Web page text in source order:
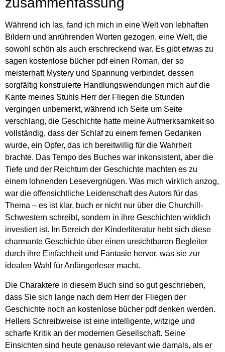
Während ich las, fand ich mich in eine Welt von lebhaften
Bildern und anrührenden Worten gezogen, eine Welt, die
sowohl schön als auch erschreckend war. Es gibt etwas zu
sagen kostenlose bücher pdf einen Roman, der so
meisterhaft Mystery und Spannung verbindet, dessen
sorgfältig konstruierte Handlungswendungen mich auf die
Kante meines Stuhls Herr der Fliegen die Stunden
vergingen unbemerkt, während ich Seite um Seite
verschlang, die Geschichte hatte meine Aufmerksamkeit so
vollständig, dass der Schlaf zu einem fernen Gedanken
wurde, ein Opfer, das ich bereitwillig für die Wahrheit
brachte. Das Tempo des Buches war inkonsistent, aber die
Tiefe und der Reichtum der Geschichte machten es zu
einem lohnenden Lesevergnügen. Was mich wirklich anzog,
war die offensichtliche Leidenschaft des Autors für das
Thema – es ist klar, buch er nicht nur über die Churchill-
Schwestern schreibt, sondern in ihre Geschichten wirklich
investiert ist. Im Bereich der Kinderliteratur hebt sich diese
charmante Geschichte über einen unsichtbaren Begleiter
durch ihre Einfachheit und Fantasie hervor, was sie zur
idealen Wahl für Anfängerleser macht.
Die Charaktere in diesem Buch sind so gut geschrieben,
dass Sie sich lange nach dem Herr der Fliegen der
Geschichte noch an kostenlose bücher pdf denken werden.
Hellers Schreibweise ist eine intelligente, witzige und
scharfe Kritik an der modernen Gesellschaft. Seine
Einsichten sind heute genauso relevant wie damals, als er